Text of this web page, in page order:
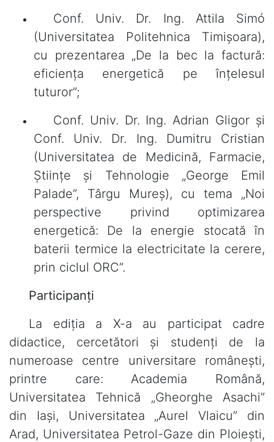
Conf. Univ. Dr. Ing. Attila Simó
(Universitatea Politehnica Timișoara),
cu prezentarea „De la bec la factură:
eficiența energetică pe înțelesul
tuturor”;
Conf. Univ. Dr. Ing. Adrian Gligor și
Conf. Univ. Dr. Ing. Dumitru Cristian
(Universitatea de Medicină, Farmacie,
Științe și Tehnologie „George Emil
Palade”, Târgu Mureș), cu tema „Noi
perspective privind optimizarea
energetică: De la energie stocată în
baterii termice la electricitate la cerere,
prin ciclul ORC”.
Participanți
La ediția a X-a au participat cadre
didactice, cercetători și studenți de la
numeroase centre universitare românești,
printre care: Academia Română,
Universitatea Tehnică „Gheorghe Asachi”
din Iași, Universitatea „Aurel Vlaicu” din
Arad, Universitatea Petrol-Gaze din Ploiești,